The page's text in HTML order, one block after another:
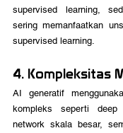
supervised learning,
sering memanfaatkan
supervised learning.
4. Kompleksitas
AI generatif
kompleks seperti deep
network skala besar,